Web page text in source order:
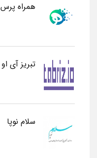
همراه پرس
تبریز آی او
سلام نوپا